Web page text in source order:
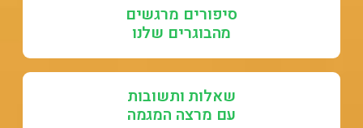
סיפורים מרגשים
מהבוגרים שלנו
שאלות ותשובות
עם מרצה המגמה